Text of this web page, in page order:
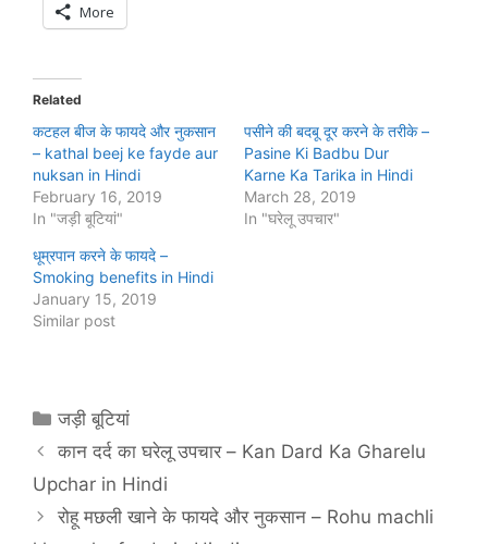
More
Related
कटहल बीज के फायदे और नुकसान
– kathal beej ke fayde aur
nuksan in Hindi
February 16, 2019
In "जड़ी बूटियां"
पसीने की बदबू दूर करने के तरीके –
Pasine Ki Badbu Dur
Karne Ka Tarika in Hindi
March 28, 2019
In "घरेलू उपचार"
धूम्रपान करने के फायदे –
Smoking benefits in Hindi
January 15, 2019
Similar post
Categories
जड़ी बूटियां
कान दर्द का घरेलू उपचार – Kan Dard Ka Gharelu
Upchar in Hindi
रोहू मछली खाने के फायदे और नुकसान – Rohu machli